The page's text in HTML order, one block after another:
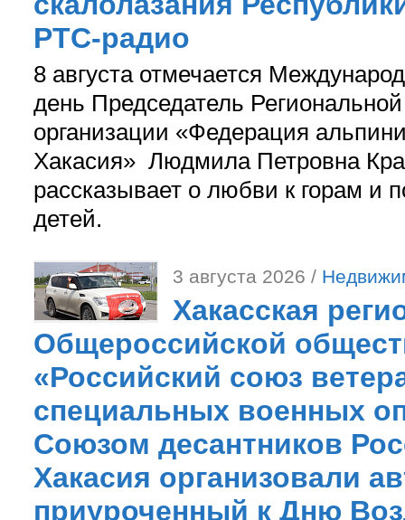
РТС-радио
8 августа отмечается
день Председатель
организации «Федерация
Хакасия» Людмила Петровна
рассказывает о любви к горам и
детей.
3 августа 2026 /
Хакасская
Общероссийской
«Российский союз
специальных военных
Союзом десантников
Хакасия организовали
приуроченный к Дню